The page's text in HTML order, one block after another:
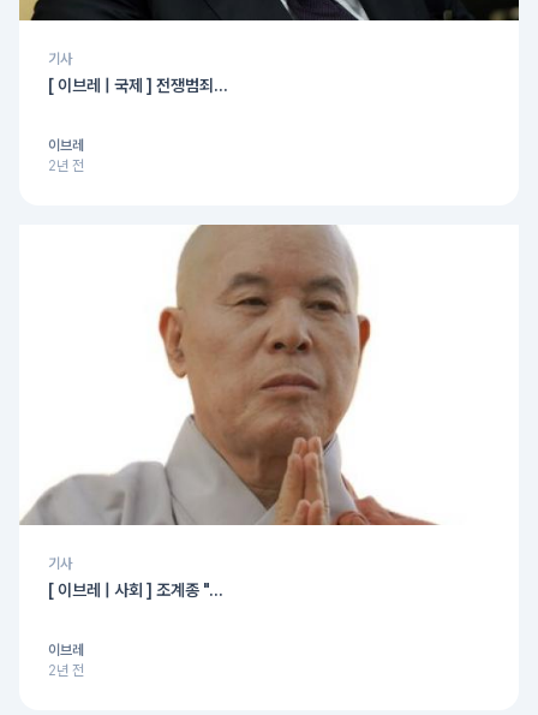
기사
[ 이브레 | 국제 ] 전쟁범죄...
이브레
2년 전
기사
[ 이브레 | 사회 ] 조계종 "...
이브레
2년 전